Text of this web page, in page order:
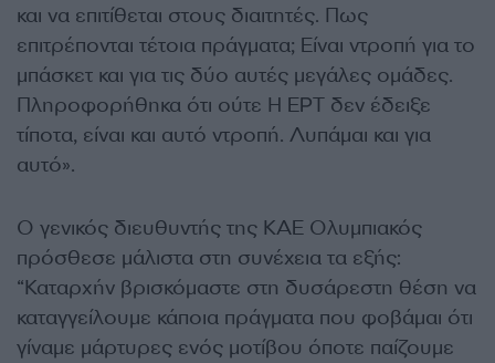
και να επιτίθεται στους διαιτητές. Πως
επιτρέπονται τέτοια πράγματα; Είναι ντροπή για το
μπάσκετ και για τις δύο αυτές μεγάλες ομάδες.
Πληροφορήθηκα ότι ούτε Η ΕΡΤ δεν έδειξε
τίποτα, είναι και αυτό ντροπή. Λυπάμαι και για
αυτό».
Ο γενικός διευθυντής της ΚΑΕ Ολυμπιακός
πρόσθεσε μάλιστα στη συνέχεια τα εξής:
“Καταρχήν βρισκόμαστε στη δυσάρεστη θέση να
καταγγείλουμε κάποια πράγματα που φοβάμαι ότι
γίναμε μάρτυρες ενός μοτίβου όποτε παίζουμε